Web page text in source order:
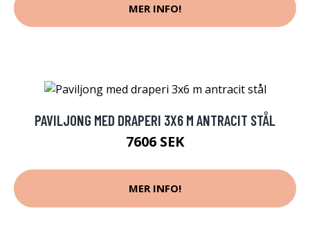
MER INFO!
PAVILJONG MED DRAPERI 3X6 M ANTRACIT STÅL
7606 SEK
MER INFO!